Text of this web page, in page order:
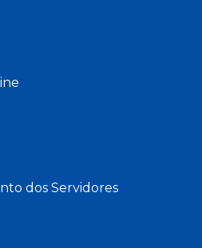
dos Servidores